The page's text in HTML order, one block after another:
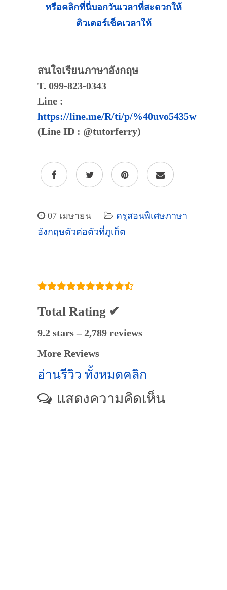
หรือคลิกที่นี่บอกวันเวลาที่สะดวกให้
ติวเตอร์เช็คเวลาให้
สนใจเรียนภาษาอังกฤษ
T. 099-823-0343
Line :
https://line.me/R/ti/p/%40uvo5435w
(Line ID : @tutorferry)
07 เมษายน
ครูสอนพิเศษภาษา
อังกฤษตัวต่อตัวที่ภูเก็ต
Total Rating ✔
9.2 stars – 2,789 reviews
More Reviews
อ่านรีวิว ทั้งหมดคลิก
แสดงความคิดเห็น